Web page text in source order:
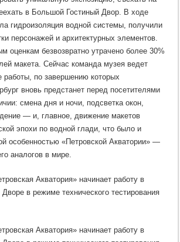
в Большой Гостиный Двор. В ходе
гидроизоляция водной системы, получили
персонажей и архитектурных элементов.
оценкам безвозвратно утрачено более 30%
макета. Сейчас команда музея ведет
работы, по завершению которых
вновь предстанет перед посетителями
смена дня и ночи, подсветка окон,
— и, главное, движение макетов
эпохи по водной глади, что было и
особенностью «Петровской Акватории» —
аналогов в мире.